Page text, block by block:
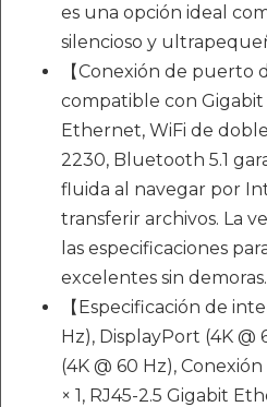
es una opción ideal
silencioso y
【Conexión de puerto
compatible con
Ethernet, WiFi de
2230, Bluetooth 5.1
fluida al navegar por
transferir archivos. La
las especificaciones
excelentes sin demoras.
【Especificación de
Hz), DisplayPort (4K @
(4K @ 60 Hz),
× 1, RJ45-2.5 Gigabit